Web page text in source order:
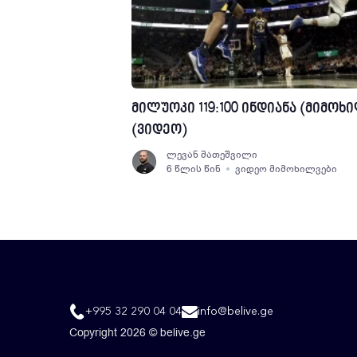
მილუოკი 119:100 ინდიანა
(ვიდეო)
ლევან მათეშვილი
6 წლის წინ
ვიდეო მიმოხილვები
+995 32 290 04 04 info@belive.ge
Copyright 2026 © belive.ge